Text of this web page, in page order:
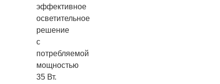
эффективное
осветительное
решение
с
потребляемой
мощностью
35 Вт.